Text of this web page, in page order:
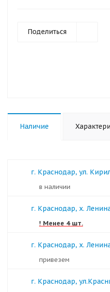
Поделиться
Наличие
г. Краснодар, ул.
в наличии
г. Краснодар, х.
! Менее 4 шт.
г. Краснодар, х.
Привезем
г. Краснодар,